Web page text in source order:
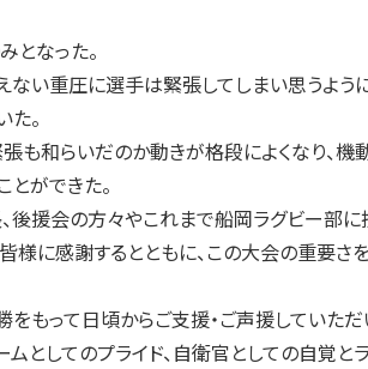
となった。
い重圧に選手は緊張してしまい思うよう
。
和らいだのか動きが格段によくなり、機
ができた。
援会の方々やこれまで船岡ラグビー部
に感謝するとともに、この大会の重要さ
もって日頃からご支援・ご声援していた
としてのプライド、自衛官としての自覚